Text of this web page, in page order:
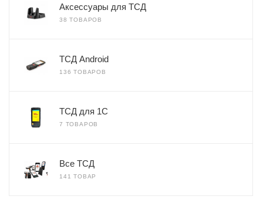
Аксессуары для ТСД
38 ТОВАРОВ
ТСД Android
136 ТОВАРОВ
ТСД для 1С
7 ТОВАРОВ
Все ТСД
141 ТОВАР